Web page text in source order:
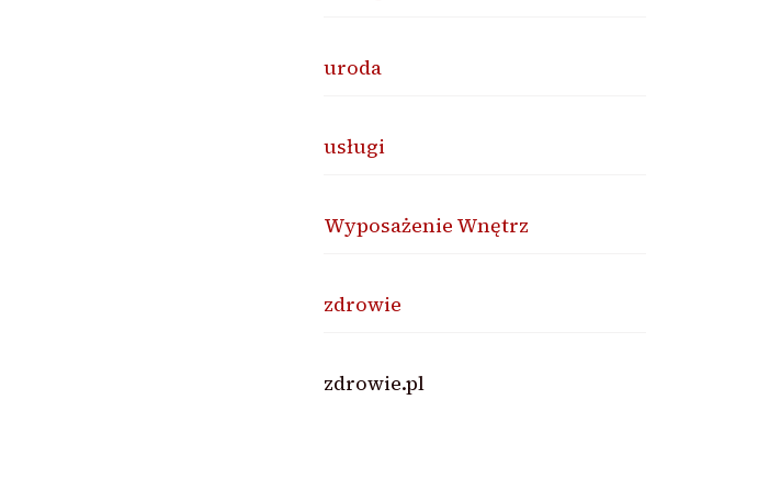
uroda
usługi
Wyposażenie Wnętrz
zdrowie
zdrowie.pl